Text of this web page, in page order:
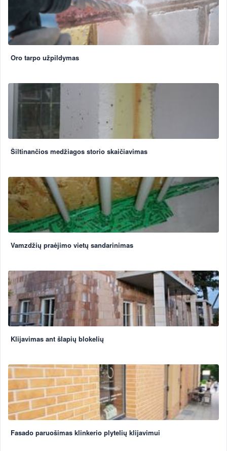
Oro tarpo užpildymas
Šiltinančios medžiagos storio skaičiavimas
Vamzdžių praėjimo vietų sandarinimas
Klijavimas ant šlapių blokelių
Fasado paruošimas klinkerio plytelių klijavimui